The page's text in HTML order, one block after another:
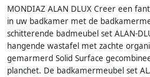
MONDIAZ ALAN DLUX Creer een
in uw badkamer met de
schitterende badmeubel set ALAN-
hangende wastafel met zachte
gemarmerd Solid Surface
planchet. De badkamermeubel set